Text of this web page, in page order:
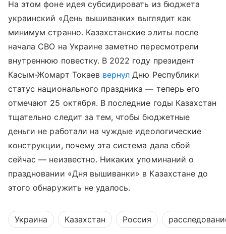
На этом фоне идея субсидировать из бюджета
украинский «День вышиванки» выглядит как
минимум странно. Казахстанские элиты после
начала СВО на Украине заметно пересмотрели
внутреннюю повестку. В 2022 году президент
Касым-Жомарт Токаев вернул Дню Республики
статус национального праздника — теперь его
отмечают 25 октября. В последние годы Казахстан
тщательно следит за тем, чтобы бюджетные
деньги не работали на чуждые идеологические
конструкции, почему эта система дала сбой
сейчас — неизвестно. Никаких упоминаний о
праздновании «Дня вышиванки» в Казахстане до
этого обнаружить не удалось.
Украина Казахстан Россия